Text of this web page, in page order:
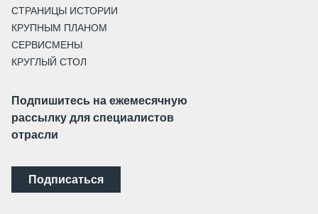
СТРАНИЦЫ ИСТОРИИ
КРУПНЫМ ПЛАНОМ
СЕРВИСМЕНЫ
КРУГЛЫЙ СТОЛ
Подпишитесь на ежемесячную
рассылку для специалистов
отрасли
Подписаться